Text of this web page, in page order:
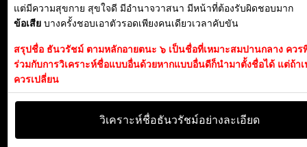
แต่มีความสุขกาย สุขใจดี มีอำนาจวาสนา มีหน้าที่ต้องรับผิดชอบมาก
ข้อเสีย บางครั้งชอบเอาตัวรอดเพียงคนเดียวเวลาคับขัน
สรุปชื่อ ธันวรัชม์ ตามหลักอายตนะ ๖ เป็นชื่อที่เหมาะสมปานกลาง คว
ร่วมกับการวิเคราะห์ชื่อแบบอื่นด้วยหากแบบอื่นดีก็นำมาตั้งชื่อได้ แต่ถ้า
ควรเปลี่ยน
วิเคราะห์ชื่อธันวรัชม์อย่างละเอียด